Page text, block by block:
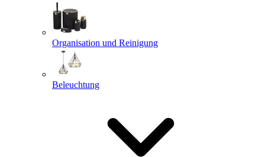
Organisation und Reinigung
Beleuchtung